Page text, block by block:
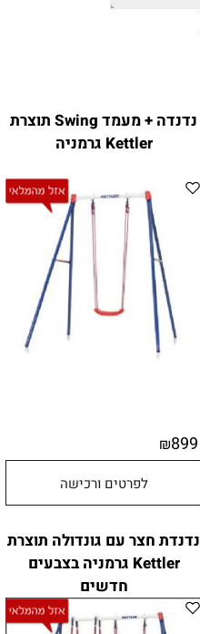
נדנדה + מעמד Swing תוצרת
Kettler גרמניה
₪899
לפרטים ורכישה
נדנדת חצר עם גונדולה תוצרת
Kettler גרמניה בצבעים
חדשים